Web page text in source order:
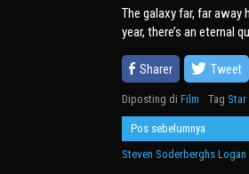
The galaxy far, far
year, there’s an eternal
Sharer Tweet
Diposting di Film Tag Star
Navigasi
pos
Pos sebelumnya
Steven Soderberghs